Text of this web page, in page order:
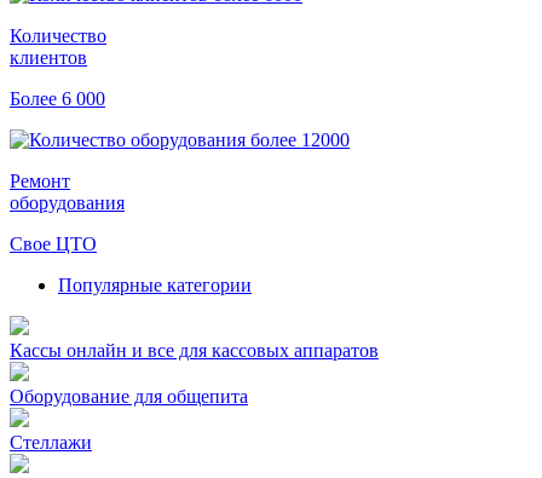
Количество
клиентов
Более 6 000
Ремонт
оборудования
Свое ЦТО
Популярные категории
Кассы онлайн и все для кассовых аппаратов
Оборудование для общепита
Стеллажи